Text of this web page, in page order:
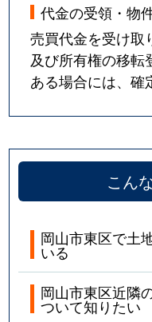
代金の受領・物
売買代金を受け取
及び所有権の移転
ある場合には、確
こん
岡山市東区で土
いる
岡山市東区近隣
ついて知りたい